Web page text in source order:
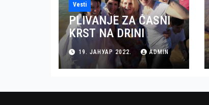
Vesti
PLIVANJE ZA ČASNI
KRST NA DRINI
19. ЈАНУАР 2022. ADMIN